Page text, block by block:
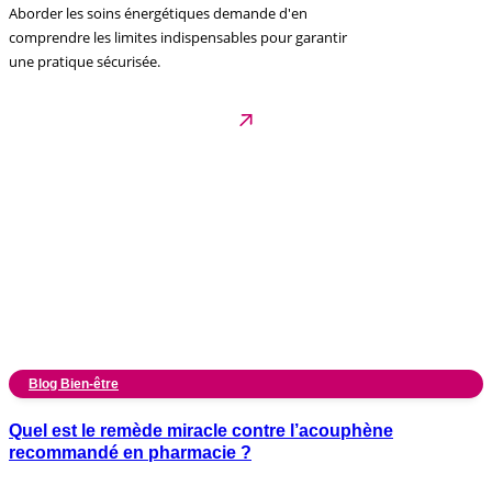
Aborder les soins énergétiques demande d'en
comprendre les limites indispensables pour garantir
une pratique sécurisée.
Blog Bien-être
Quel est le remède miracle contre l’acouphène
recommandé en pharmacie ?